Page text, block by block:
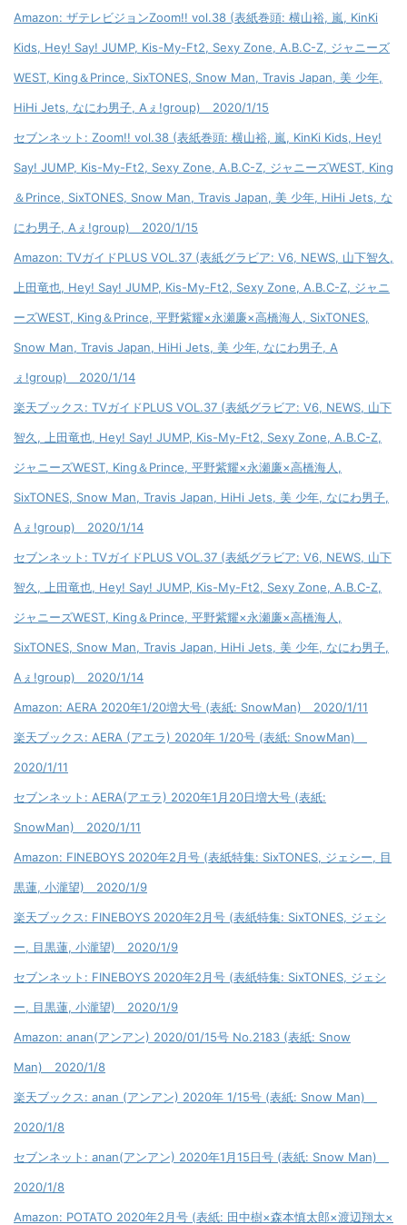
Amazon: ザテレビジョンZoom!! vol.38 (表紙巻頭: 横山裕, 嵐, KinKi
Kids, Hey! Say! JUMP, Kis-My-Ft2, Sexy Zone, A.B.C-Z, ジャニーズ
WEST, King＆Prince, SixTONES, Snow Man, Travis Japan, 美 少年,
HiHi Jets, なにわ男子, Aぇ!group) 2020/1/15
セブンネット: Zoom!! vol.38 (表紙巻頭: 横山裕, 嵐, KinKi Kids, Hey!
Say! JUMP, Kis-My-Ft2, Sexy Zone, A.B.C-Z, ジャニーズWEST, King
＆Prince, SixTONES, Snow Man, Travis Japan, 美 少年, HiHi Jets, な
にわ男子, Aぇ!group) 2020/1/15
Amazon: TVガイドPLUS VOL.37 (表紙グラビア: V6, NEWS, 山下智久,
上田竜也, Hey! Say! JUMP, Kis-My-Ft2, Sexy Zone, A.B.C-Z, ジャニ
ーズWEST, King＆Prince, 平野紫耀×永瀬廉×高橋海人, SixTONES,
Snow Man, Travis Japan, HiHi Jets, 美 少年, なにわ男子, A
ぇ!group) 2020/1/14
楽天ブックス: TVガイドPLUS VOL.37 (表紙グラビア: V6, NEWS, 山下
智久, 上田竜也, Hey! Say! JUMP, Kis-My-Ft2, Sexy Zone, A.B.C-Z,
ジャニーズWEST, King＆Prince, 平野紫耀×永瀬廉×高橋海人,
SixTONES, Snow Man, Travis Japan, HiHi Jets, 美 少年, なにわ男子,
Aぇ!group) 2020/1/14
セブンネット: TVガイドPLUS VOL.37 (表紙グラビア: V6, NEWS, 山下
智久, 上田竜也, Hey! Say! JUMP, Kis-My-Ft2, Sexy Zone, A.B.C-Z,
ジャニーズWEST, King＆Prince, 平野紫耀×永瀬廉×高橋海人,
SixTONES, Snow Man, Travis Japan, HiHi Jets, 美 少年, なにわ男子,
Aぇ!group) 2020/1/14
Amazon: AERA 2020年1/20増大号 (表紙: SnowMan) 2020/1/11
楽天ブックス: AERA (アエラ) 2020年 1/20号 (表紙: SnowMan)
2020/1/11
セブンネット: AERA(アエラ) 2020年1月20日増大号 (表紙:
SnowMan) 2020/1/11
Amazon: FINEBOYS 2020年2月号 (表紙特集: SixTONES, ジェシー, 目
黒蓮, 小瀧望) 2020/1/9
楽天ブックス: FINEBOYS 2020年2月号 (表紙特集: SixTONES, ジェシ
ー, 目黒蓮, 小瀧望) 2020/1/9
セブンネット: FINEBOYS 2020年2月号 (表紙特集: SixTONES, ジェシ
ー, 目黒蓮, 小瀧望) 2020/1/9
Amazon: anan(アンアン) 2020/01/15号 No.2183 (表紙: Snow
Man) 2020/1/8
楽天ブックス: anan (アンアン) 2020年 1/15号 (表紙: Snow Man)
2020/1/8
セブンネット: anan(アンアン) 2020年1月15日号 (表紙: Snow Man)
2020/1/8
Amazon: POTATO 2020年2月号 (表紙: 田中樹×森本慎太郎×渡辺翔太×